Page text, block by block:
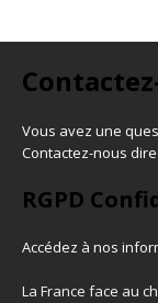
Vous avez une
Contactez-nous
RGPD
Accédez à nos
La France face au